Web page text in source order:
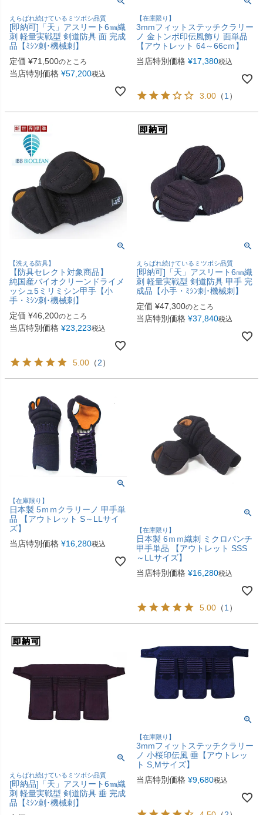
えらばれ続けているミツボシ品質
[即納可]「天」アスリート6㎜織
刺 軽量実戦型 剣道防具 面 完成
品【ﾐｼﾝ刺･機械刺】
定価 ¥71,500のところ
当店特別価格 ¥57,200税込
【在庫限り】
3mmフィットステッチクラリー
ノ 金トンボ印伝風飾り 面単品
【アウトレット 64～66cｍ】
当店特別価格 ¥17,380税込
3.00 （1）
【洗える防具】
【防具セレクト対象商品】
純国産バイオクリーンドライメ
ッシュ5ミリミシン甲手【小
手・ﾐｼﾝ刺･機械刺】
定価 ¥46,200のところ
当店特別価格 ¥23,223税込
5.00 （2）
えらばれ続けているミツボシ品質
[即納可]「天」アスリート6㎜織
刺 軽量実戦型 剣道防具 甲手 完
成品【小手・ﾐｼﾝ刺･機械刺】
定価 ¥47,300のところ
当店特別価格 ¥37,840税込
【在庫限り】
日本製 5ｍｍクラリーノ 甲手単
品 【アウトレット S～LLサイ
ズ】
当店特別価格 ¥16,280税込
【在庫限り】
日本製 6ｍｍ織刺 ミクロパンチ
甲手単品 【アウトレット SSS
～LLサイズ】
当店特別価格 ¥16,280税込
5.00 （1）
えらばれ続けているミツボシ品質
[即納品]「天」アスリート6㎜織
刺 軽量実戦型 剣道防具 垂 完成
品【ﾐｼﾝ刺･機械刺】
【在庫限り】
3mmフィットステッチクラリー
ノ 小桜印伝風 垂【アウトレッ
ト S,Mサイズ】
当店特別価格 ¥9,680税込